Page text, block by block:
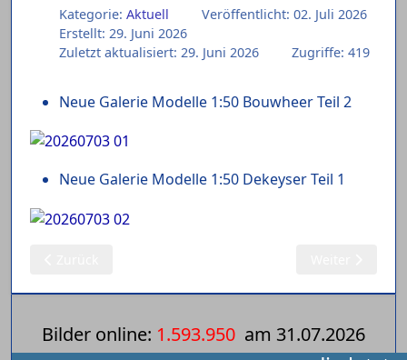
Kategorie: Aktuell
Veröffentlicht: 02. Juli 2026
Erstellt: 29. Juni 2026
Zuletzt aktualisiert: 29. Juni 2026
Zugriffe: 419
Neue Galerie Modelle 1:50 Bouwheer Teil 2
Neue Galerie Modelle 1:50 Dekeyser Teil 1
Bilder online: 1.593.950 am 31.07.2026